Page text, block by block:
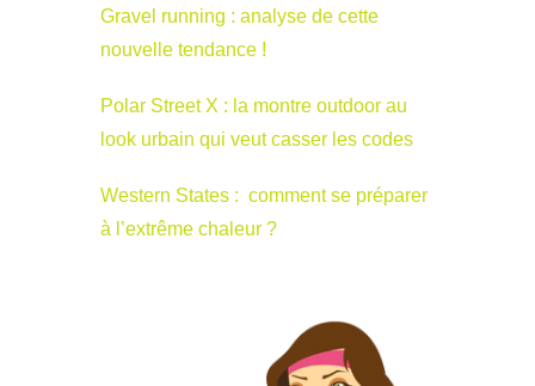
Gravel running : analyse de cette
nouvelle tendance !
Polar Street X : la montre outdoor au
look urbain qui veut casser les codes
Western States : comment se préparer
à l’extrême chaleur ?